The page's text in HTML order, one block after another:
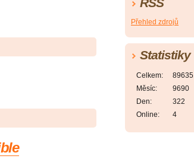
RSS
Přehled zdrojů
Statistiky
Online: 4
Celkem:
Měsíc:
9690
Den:
322